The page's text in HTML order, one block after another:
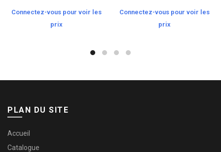
Connectez-vous pour voir les
prix
Connectez-vous pour voir les
prix
PLAN DU SITE
Accueil
Catalogue